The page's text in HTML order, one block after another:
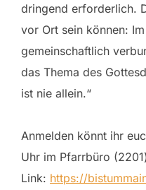
dringend erforderlich.
vor Ort sein können:
gemeinschaftlich
das Thema des
ist nie allein.“
Anmelden könnt ihr
Uhr im Pfarrbüro
Link: https://